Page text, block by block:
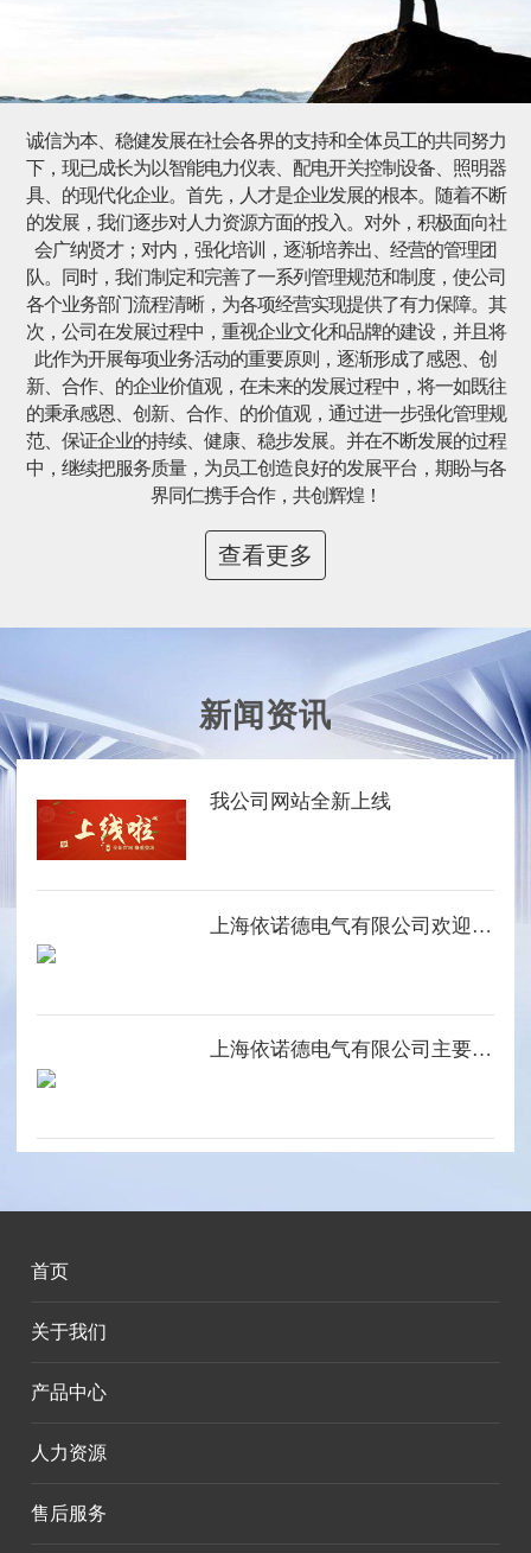
诚信为本、稳健发展在社会各界的支持和全体员工的共同努力
下，现已成长为以智能电力仪表、配电开关控制设备、照明器
具、的现代化企业。首先，人才是企业发展的根本。随着不断
的发展，我们逐步对人力资源方面的投入。对外，积极面向社
会广纳贤才；对内，强化培训，逐渐培养出、经营的管理团
队。同时，我们制定和完善了一系列管理规范和制度，使公司
各个业务部门流程清晰，为各项经营实现提供了有力保障。其
次，公司在发展过程中，重视企业文化和品牌的建设，并且将
此作为开展每项业务活动的重要原则，逐渐形成了感恩、创
新、合作、的企业价值观，在未来的发展过程中，将一如既往
的秉承感恩、创新、合作、的价值观，通过进一步强化管理规
范、保证企业的持续、健康、稳步发展。并在不断发展的过程
中，继续把服务质量，为员工创造良好的发展平台，期盼与各
界同仁携手合作，共创辉煌！
查看更多
新闻资讯
我公司网站全新上线
上海依诺德电气有限公司欢迎您的光临
上海依诺德电气有限公司主要产品系列
首页
关于我们
产品中心
人力资源
售后服务